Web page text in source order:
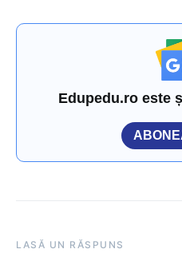
Edupedu.ro este
LASĂ UN RĂSPUNS